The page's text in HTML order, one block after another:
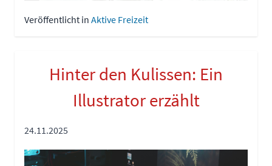
Veröffentlicht in Aktive Freizeit
Hinter den Kulissen: Ein
Illustrator erzählt
24.11.2025